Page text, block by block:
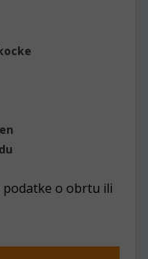
podatke o obrtu ili